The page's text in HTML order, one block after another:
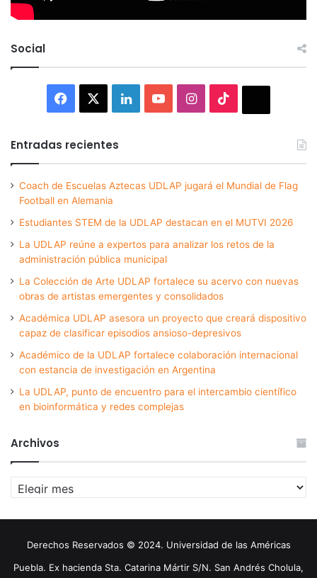
Social
Facebook LinkedInYouTubeInstagram
Entradas recientes
Coach de Escuelas Aztecas UDLAP jugará el Mundial de Flag
Football en Alemania
Estudiantes STEM de la UDLAP destacan en el MUTVI 2026
La UDLAP reúne a expertos para analizar los retos de la
administración pública municipal
La Colección de Arte UDLAP fortalece su acervo con nuevas
obras de artistas emergentes y consolidados
Académica UDLAP asesora un proyecto que creará dispositivo
capaz de clasificar episodios ansioso-depresivos
Académico de la UDLAP fortalece colaboración internacional
con estancia de investigación en Argentina
La UDLAP, punto de encuentro para el intercambio científico
en bioinformática y redes complejas
Archivos
Archivos
Derechos Reservados © 2024. Universidad de las Américas
Puebla. Ex hacienda Sta. Catarina Mártir S/N. San Andrés Cholula,